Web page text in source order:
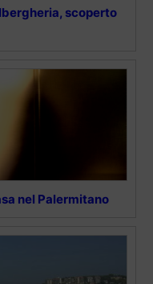
scoperto
nel Palermitano